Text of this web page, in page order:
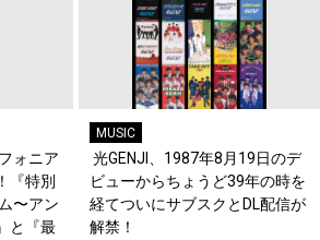
ォニア
『特別
〜アン
と『最
MUSIC
光GENJI、1987年8月19日のデ
ビューからちょうど39年の時を
経てついにサブスクとDL配信が
解禁！